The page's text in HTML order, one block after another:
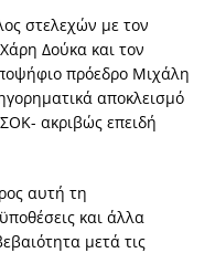
στελεχών με τον
Δούκα και τον
πρόεδρο Μιχάλη
αποκλεισμό
ακριβώς επειδή
αυτή τη
και άλλα
μετά τις